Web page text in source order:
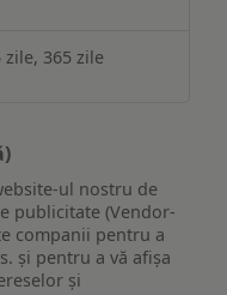
zile, 365 zile
ul nostru de
publicitate (Vendor-
companii pentru a
și pentru a vă afișa
și